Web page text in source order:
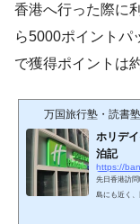
香港へ行った際に
ら5000ポイントパ
で獲得ポイントは
万国旅行塾・読書塾
ホリデ
泊記
先日香港訪
島にも近く